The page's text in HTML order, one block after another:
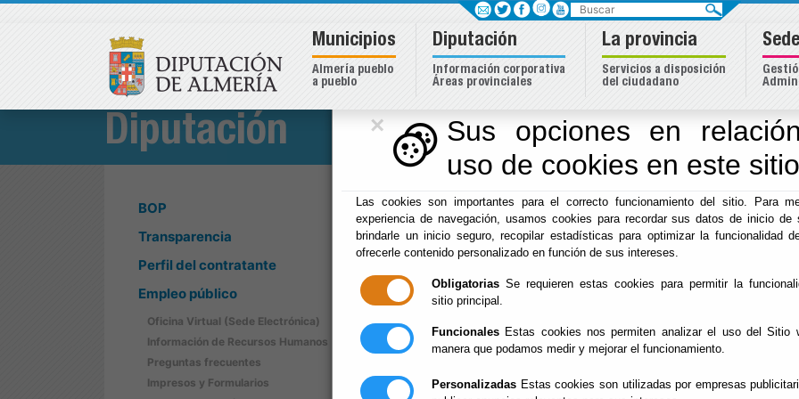
×
Sus opciones en
uso de cookies en este sitio
Las cookies son importantes para el correcto funcionamiento del sitio. Para
experiencia de navegación, usamos cookies para recordar sus datos de inicio de
brindarle un inicio seguro, recopilar estadísticas para optimizar la funcionalidad
ofrecerle contenido personalizado en función de sus intereses.
Obligatorias Se requieren estas cookies para permitir la
sitio principal.
Funcionales Estas cookies nos permiten analizar el uso del Sitio
manera que podamos medir y mejorar el funcionamiento.
Personalizadas Estas cookies son utilizadas por empresas
Diputación
BOP
Transparencia
Perfil del contratante
Empleo público
Oficina Virtual (Sede Electrónica)
Información de Recursos Humanos
Preguntas frecuentes
Impresos y Formularios
Inicio -Diputación - Descubre tu provincia Activa 2026.
Descubre tu
Kayak Fabriquilla
08-26
Información
Buscar
Municipios
Almería pueblo
a pueblo
Diputación
Información corporativa
Áreas provinciales
La provincia
Servicios a disposición
del ciudadano